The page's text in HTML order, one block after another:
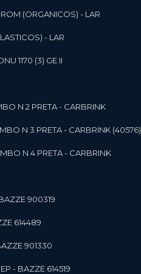
(ORGANICOS) - LAR
- LAR
1170 (3) GE II
N 2 PRETA - CARBRINK
N 3 PRETA - CARBRINK (40576)
N 4 PRETA - CARBRINK
900319
614489
901330
- BAZZE 614519